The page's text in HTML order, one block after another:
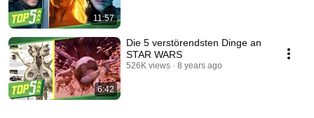
11:57
6:42
Die 5 verstörendsten Dinge an
STAR WARS
526K views 8 years ago